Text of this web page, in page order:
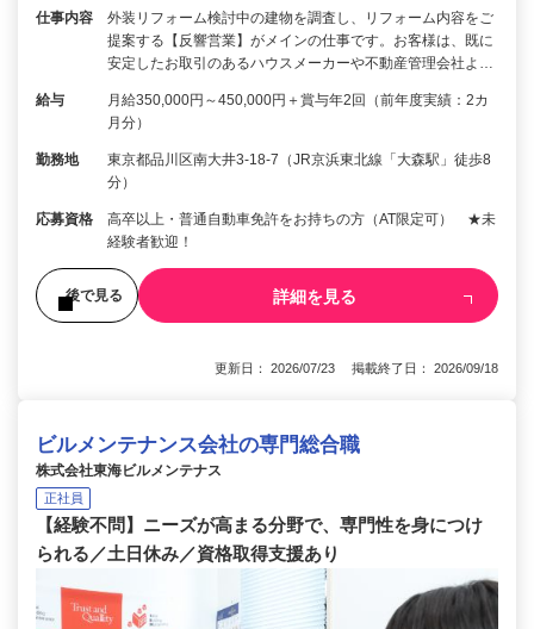
仕事内容
外装リフォーム検討中の建物を調査し、リフォーム内容をご
提案する【反響営業】がメインの仕事です。お客様は、既に
安定したお取引のあるハウスメーカーや不動産管理会社よ…
給与
月給350,000円～450,000円＋賞与年2回（前年度実績：2カ
月分）
勤務地
東京都品川区南大井3-18-7（JR京浜東北線「大森駅」徒歩8
分）
応募資格
高卒以上・普通自動車免許をお持ちの方（AT限定可） ★未
経験者歓迎！
後で見る 詳細を見る
更新日： 2026/07/23 掲載終了日： 2026/09/18
ビルメンテナンス会社の専門総合職
株式会社東海ビルメンテナス
正社員
【経験不問】ニーズが高まる分野で、専門性を身につけ
られる／土日休み／資格取得支援あり